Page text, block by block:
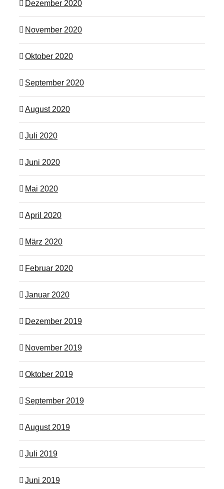
Dezember 2020
November 2020
Oktober 2020
September 2020
August 2020
Juli 2020
Juni 2020
Mai 2020
April 2020
März 2020
Februar 2020
Januar 2020
Dezember 2019
November 2019
Oktober 2019
September 2019
August 2019
Juli 2019
Juni 2019